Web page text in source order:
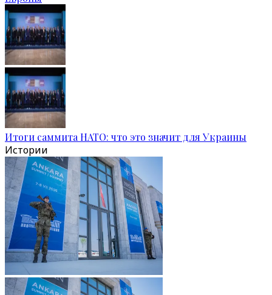
Итоги саммита НАТО: что это значит для Украины
Истории